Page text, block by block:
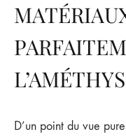
D’un point du vue